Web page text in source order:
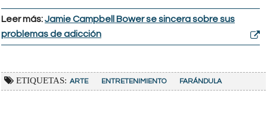
Leer más:Jamie Campbell Bower se sincera sobre sus
problemas de adicción
ETIQUETAS: ARTE ENTRETENIMIENTO FARÁNDULA